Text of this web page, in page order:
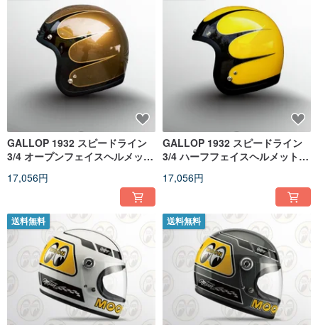
GALLOP 1932 スピードライン
3/4 オープンフェイスヘルメット
レー
17,056円
GALLOP 1932 スピードライン
3/4 ハーフフェイスヘルメット
17,056円
送料無料 送料無料